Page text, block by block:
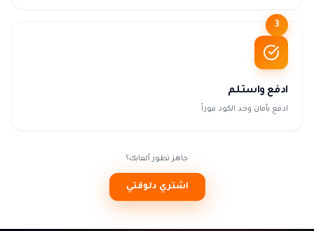
3
ادفع واستلم
ادفع بأمان وخد الكود فوراً
جاهز تطور ألعابك؟
اشتري دلوقتي